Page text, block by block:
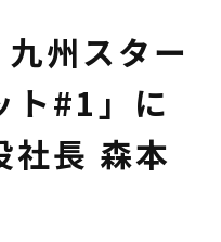
州スター
ト#1」に
社長 森本